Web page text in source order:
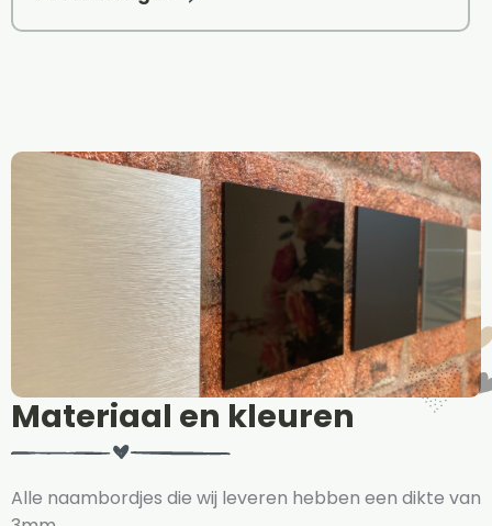
Materiaal en kleuren
Alle naambordjes die wij leveren hebben een dikte van